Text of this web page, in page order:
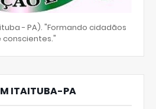
- PA). "Formando cidadãos
ITAITUBA-PA